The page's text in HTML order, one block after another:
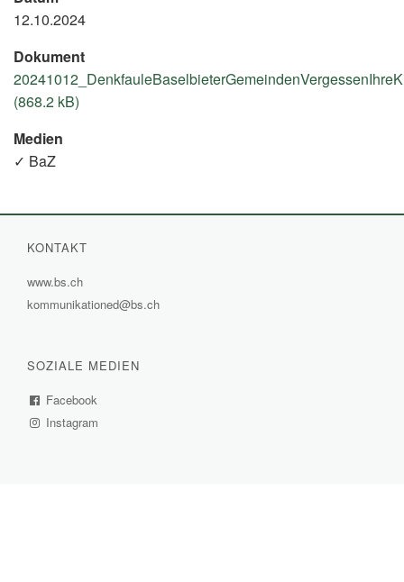
12.10.2024
Dokument
(868.2 kB)
Medien
✓ BaZ
KONTAKT
www.bs.ch
Link)
kommunikationed@bs.ch
SOZIALE MEDIEN
Facebook
Instagram